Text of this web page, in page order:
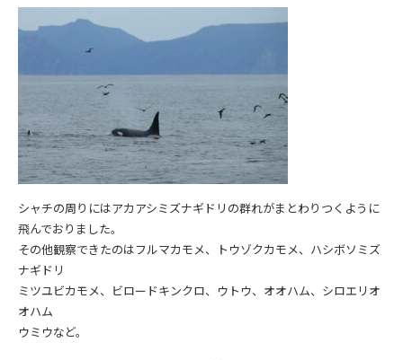
シャチの周りにはアカアシミズナギドリの群れがまとわりつくように
飛んでおりました。
その他観察できたのはフルマカモメ、トウゾクカモメ、ハシボソミズ
ナギドリ
ミツユビカモメ、ビロードキンクロ、ウトウ、オオハム、シロエリオ
オハム
ウミウなど。